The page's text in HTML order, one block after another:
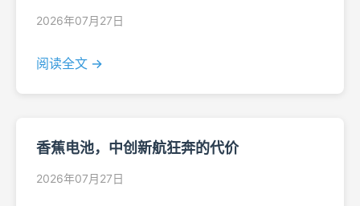
2026年07月27日
阅读全文 →
香蕉电池，中创新航狂奔的代价
2026年07月27日